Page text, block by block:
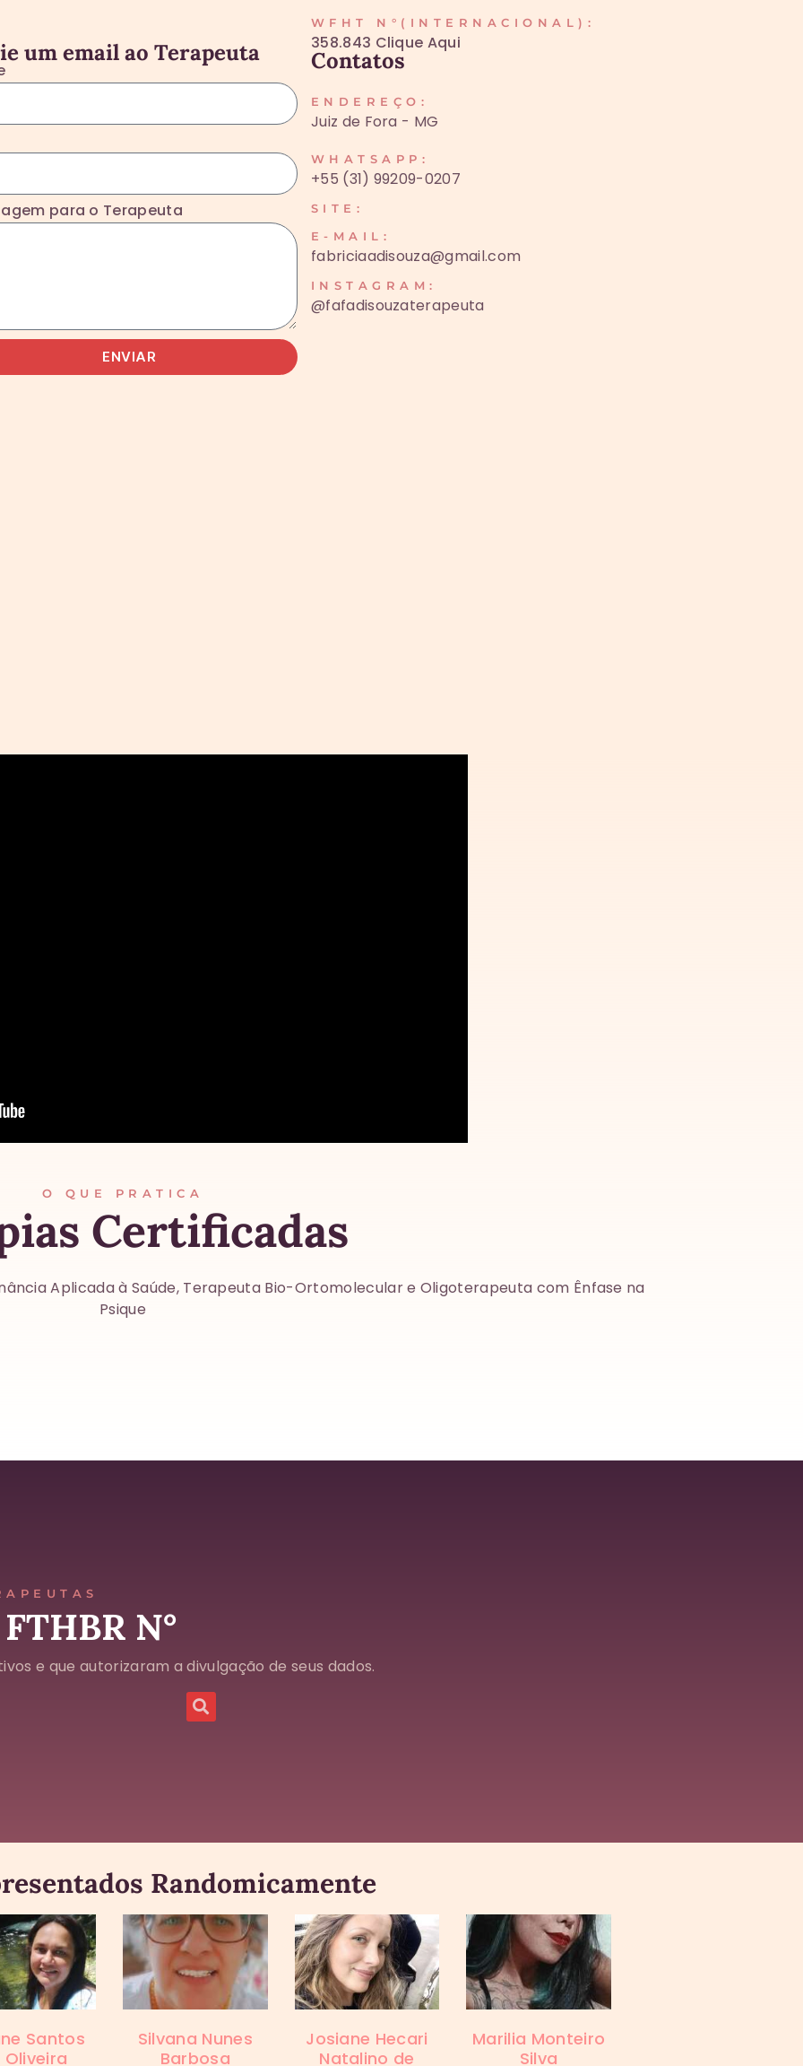
um email ao Terapeuta
para o Terapeuta
ENVIAR
WFHT N°(INTERNACIONAL):
358.843 Clique Aqui
Contatos
ENDEREÇO:
Juiz de Fora - MG
WHATSAPP:
+55 (31) 99209-0207
SITE:
E-MAIL:
fabriciaadisouza@gmail.com
INSTAGRAM:
@fafadisouzaterapeuta
O QUE PRATICA
Certificadas
Aplicada à Saúde, Terapeuta Bio-Ortomolecular e Oligoterapeuta com Ênfase na
Psique
N°
e que autorizaram a divulgação de seus dados.
Randomicamente
Santos
Oliveira
Silvana Nunes
Barbosa
Josiane Hecari
Natalino de
Marilia Monteiro
Silva